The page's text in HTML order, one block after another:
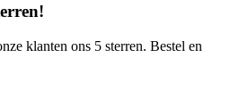
klanten ons 5 sterren. Bestel en